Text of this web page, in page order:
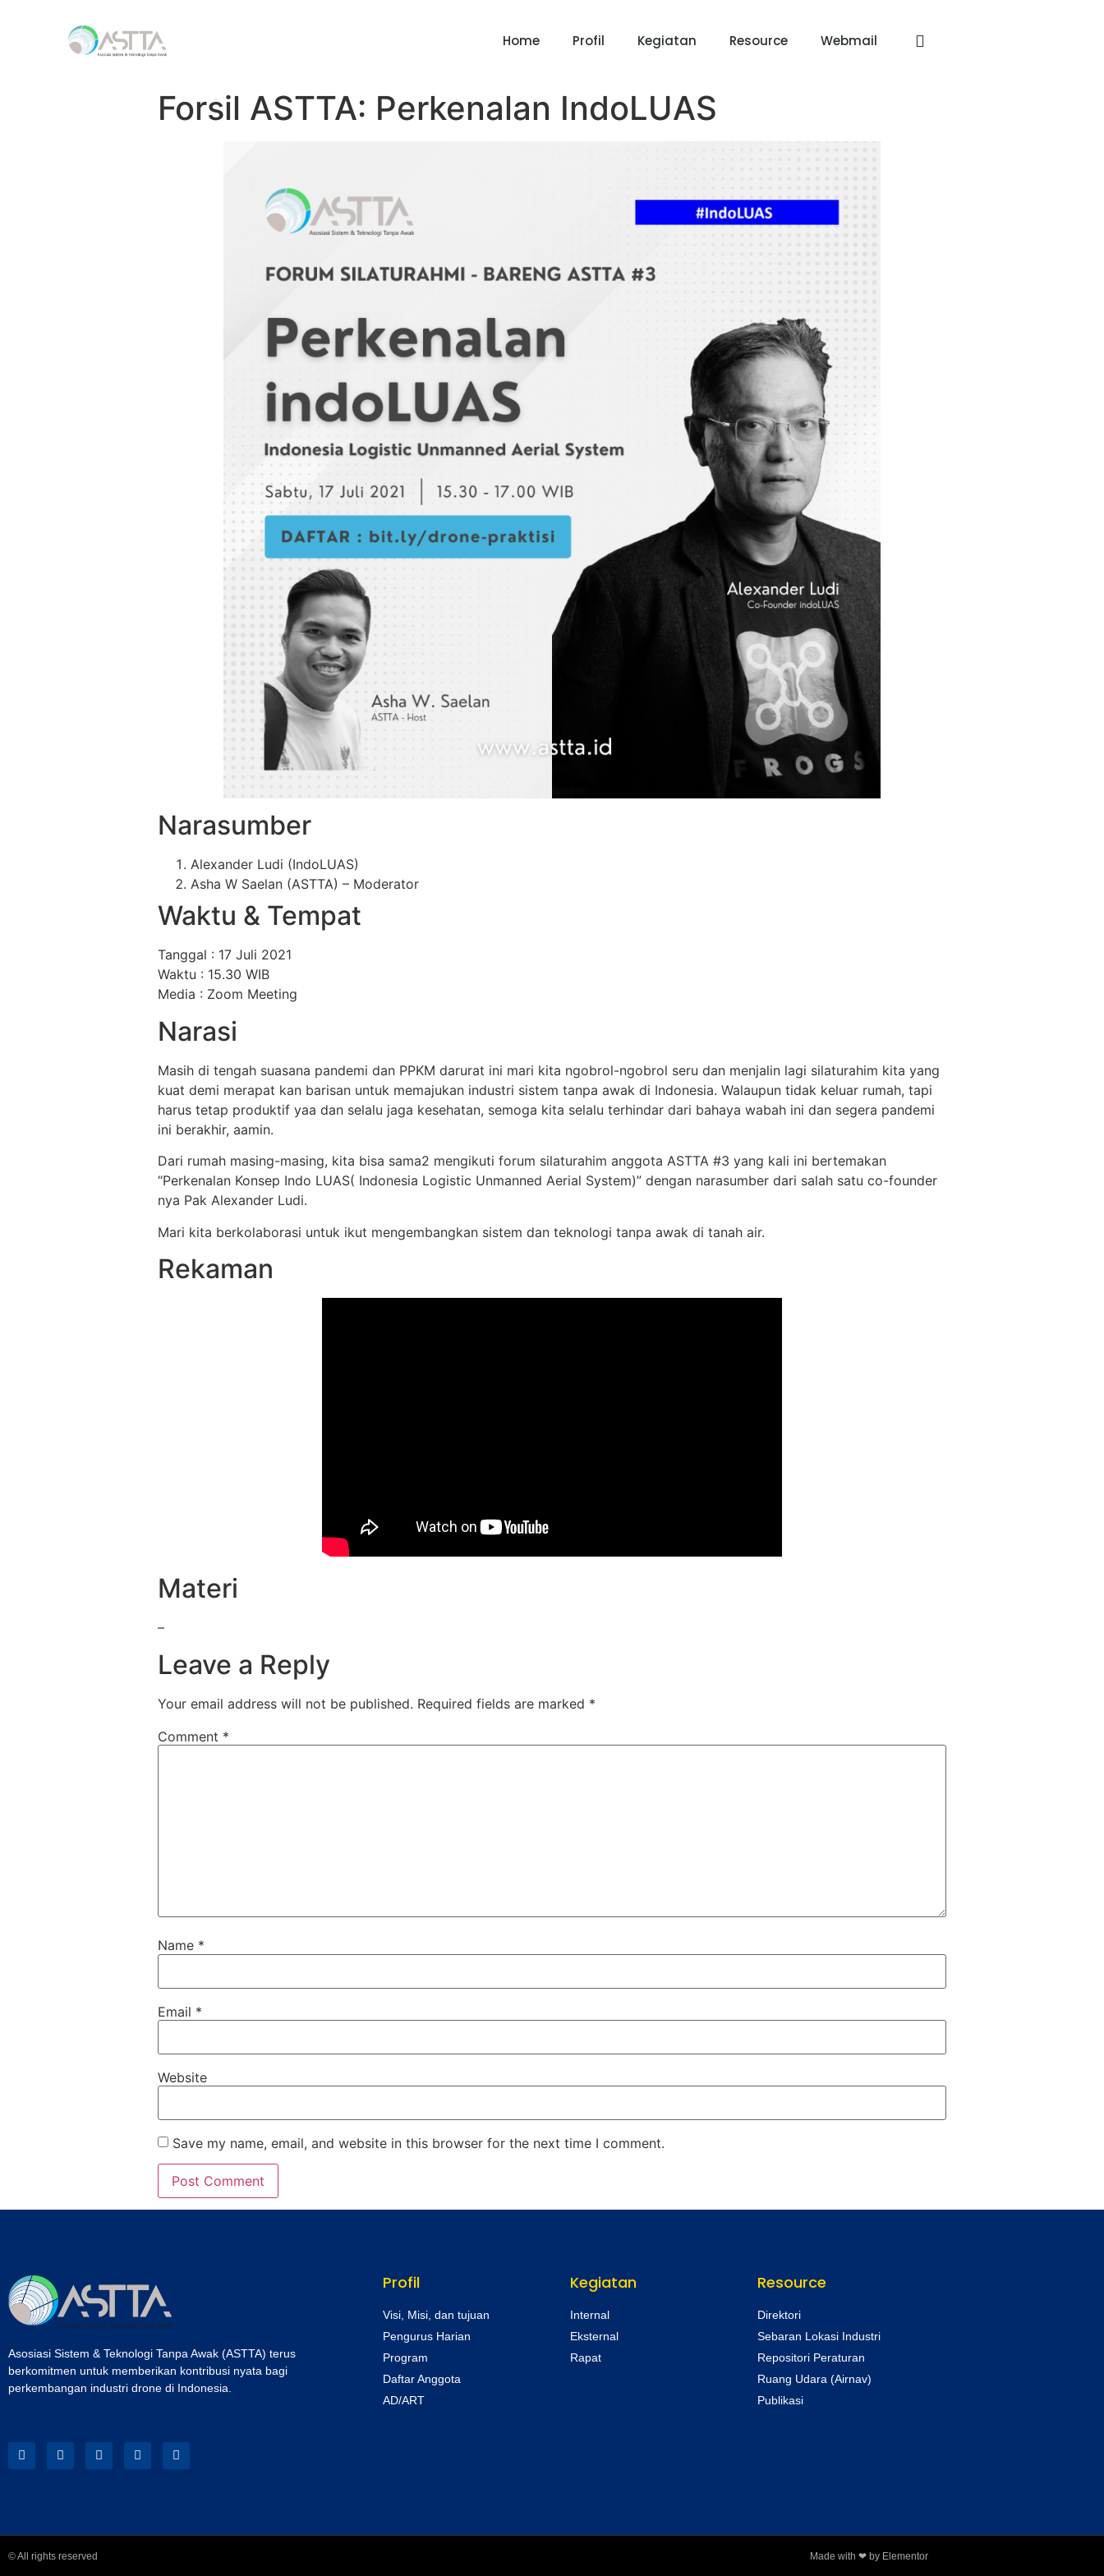
Home Profil Kegiatan Resource Webmail
Forsil ASTTA: Perkenalan IndoLUAS
Narasumber
Alexander Ludi (IndoLUAS)
Asha W Saelan (ASTTA) – Moderator
Waktu & Tempat
Tanggal : 17 Juli 2021
Waktu : 15.30 WIB
Media : Zoom Meeting
Narasi
Masih di tengah suasana pandemi dan PPKM darurat ini mari kita ngobrol-ngobrol seru dan menjalin lagi silaturahim kita yang
kuat demi merapat kan barisan untuk memajukan industri sistem tanpa awak di Indonesia. Walaupun tidak keluar rumah, tapi
harus tetap produktif yaa dan selalu jaga kesehatan, semoga kita selalu terhindar dari bahaya wabah ini dan segera pandemi
ini berakhir, aamin.
Dari rumah masing-masing, kita bisa sama2 mengikuti forum silaturahim anggota ASTTA #3 yang kali ini bertemakan
“Perkenalan Konsep Indo LUAS( Indonesia Logistic Unmanned Aerial System)” dengan narasumber dari salah satu co-founder
nya Pak Alexander Ludi.
Mari kita berkolaborasi untuk ikut mengembangkan sistem dan teknologi tanpa awak di tanah air.
Rekaman
Materi
–
Leave a Reply
Your email address will not be published. Required fields are marked *
Comment *
Name *
Email *
Website
Save my name, email, and website in this browser for the next time I comment.
Asosiasi Sistem & Teknologi Tanpa Awak (ASTTA) terus
berkomitmen untuk memberikan kontribusi nyata bagi
perkembangan industri drone di Indonesia.
Profil
Visi, Misi, dan tujuan
Pengurus Harian
Program
Daftar Anggota
AD/ART
Kegiatan
Internal
Eksternal
Rapat
Resource
Direktori
Sebaran Lokasi Industri
Repositori Peraturan
Ruang Udara (Airnav)
Publikasi
© All rights reserved Made with ❤ by Elementor